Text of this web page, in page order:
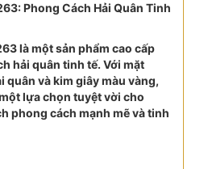
Phong Cách Hải Quân Tinh
là một sản phẩm cao cấp
hải quân tinh tế. Với mặt
quân và kim giây màu vàng,
lựa chọn tuyệt vời cho
phong cách mạnh mẽ và tinh